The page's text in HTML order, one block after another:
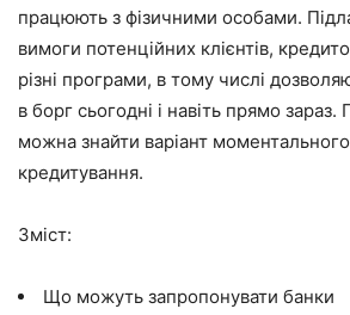
працюють з фізичними особами.
вимоги потенційних клієнтів,
різні програми, в тому числі
в борг сьогодні і навіть прямо зараз.
можна знайти варіант
кредитування.
Зміст:
Що можуть запропонувати банки